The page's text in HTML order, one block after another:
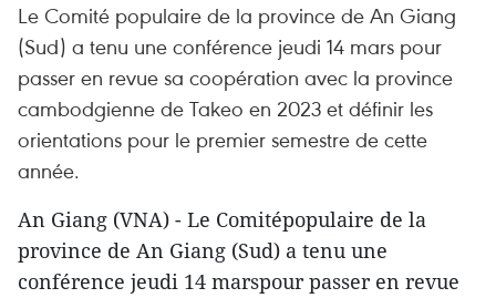
Le Comité populaire de la province de An Giang
(Sud) a tenu une conférence jeudi 14 mars pour
passer en revue sa coopération avec la province
cambodgienne de Takeo en 2023 et définir les
orientations pour le premier semestre de cette
année.
An Giang (VNA) - Le Comitépopulaire de la
province de An Giang (Sud) a tenu une
conférence jeudi 14 marspour passer en revue